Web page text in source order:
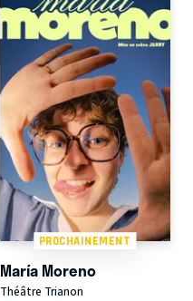
PROCHAINEMENT
María Moreno
Théâtre Trianon